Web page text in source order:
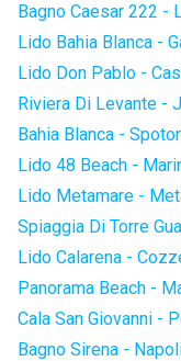
Bagno Caesar 222 -
Lido Bahia Blanca -
Lido Don Pablo -
Riviera Di Levante -
Bahia Blanca -
Lido 48 Beach -
Lido Metamare -
Spiaggia Di Torre
Lido Calarena -
Panorama Beach -
Cala San Giovanni -
Bagno Sirena -